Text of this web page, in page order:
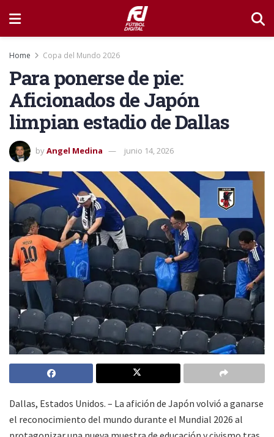
Home Copa del Mundo 2026
Para ponerse de pie:
Aficionados de Japón
limpian estadio de Dallas
byAngel Medina junio 14, 2026
Dallas, Estados Unidos. – La afición de Japón volvió a ganarse
el reconocimiento del mundo durante el Mundial 2026 al